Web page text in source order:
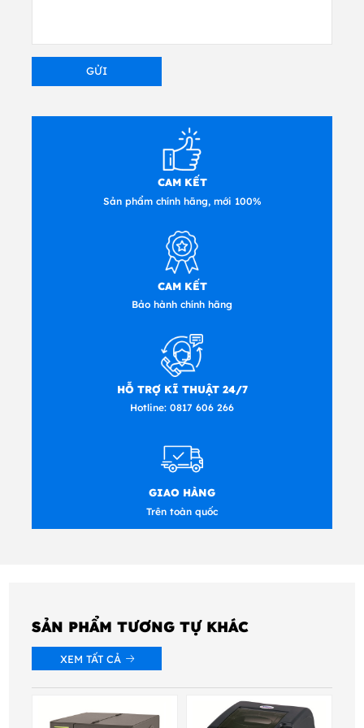
Parallel và Serial là tiêu chuẩn
• Bộ nhớ thẻ SD Flash mở rộng lưu trữ lên 32
• Bộ xử lý RISC 32 bit 536 MHz mạnh mẽ •
Phát hiện chuyển đổi độ phân giải TPH( đầu
in nhiệt) tự động
tức bao gồm Eltron Hỗ trợ ngôn ngữ ® và
• Máy chủ USB để nhập dữ liệu độc lập hoặc
nhập dữ liệu tại trang in
Ghi nhãn tuân thủ vận chuyển và nhận hàng
Dán nhãn Pallet
Bảng hiệu tùy chỉnh
Tiếp thị thương hiệu với đồ họa, logo và văn
CAM KẾT
Sản phẩm chính hãng, mới 100%
CAM KẾT
Bảo hành chính hãng
HỖ TRỢ KĨ THUẬT 24/7
Hotline: 0817 606 266
GIAO HÀNG
Trên toàn quốc
SẢN PHẨM TƯƠNG TỰ KHÁC
XEM TẤT CẢ